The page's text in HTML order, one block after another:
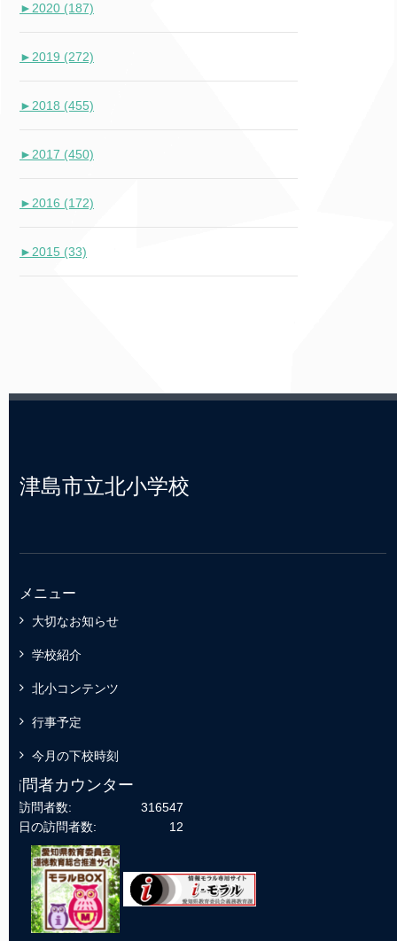
► 2020 (187)
► 2019 (272)
► 2018 (455)
► 2017 (450)
► 2016 (172)
► 2015 (33)
津島市立北小学校
メニュー
大切なお知らせ
学校紹介
北小コンテンツ
行事予定
今月の下校時刻
訪問者カウンター
316547
総訪問者数:
12
今日の訪問者数: